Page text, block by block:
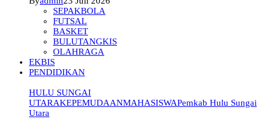
SEPAKBOLA
FUTSAL
BASKET
BULUTANGKIS
OLAHRAGA
EKBIS
PENDIDIKAN
HULU SUNGAI
UTARAKEPEMUDAANMAHASISWAPemkab Hulu Sungai
Utara